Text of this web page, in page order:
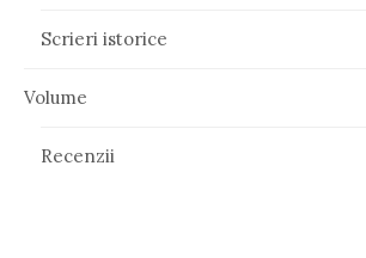
Scrieri istorice
Volume
Recenzii